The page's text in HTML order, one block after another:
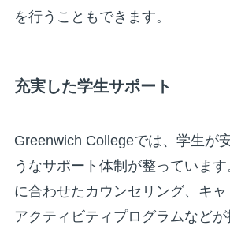
を行うこともできます。
充実した学生サポート
Greenwich Collegeでは、学生が
うなサポート体制が整っていま
に合わせたカウンセリング、キャ
アクティビティプログラムなど